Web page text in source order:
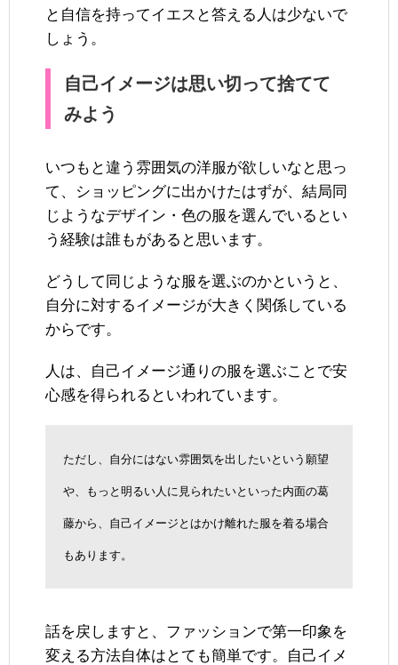
と自信を持ってイエスと答える人は少ないで
しょう。
自己イメージは思い切って捨てて
みよう
いつもと違う雰囲気の洋服が欲しいなと思っ
て、ショッピングに出かけたはずが、結局同
じようなデザイン・色の服を選んでいるとい
う経験は誰もがあると思います。
どうして同じような服を選ぶのかというと、
自分に対するイメージが大きく関係している
からです。
人は、自己イメージ通りの服を選ぶことで安
心感を得られるといわれています。
ただし、自分にはない雰囲気を出したいという願望
や、もっと明るい人に見られたいといった内面の葛
藤から、自己イメージとはかけ離れた服を着る場合
もあります。
話を戻しますと、ファッションで第一印象を
変える方法自体はとても簡単です。自己イメ